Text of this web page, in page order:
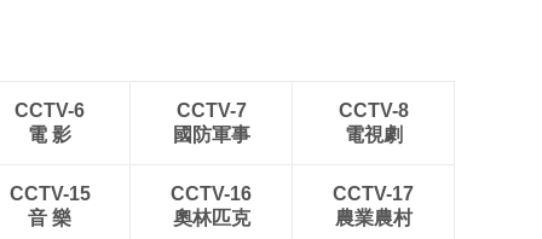
CCTV-6
電 影
CCTV-7
國防軍事
CCTV-8
電視劇
CCTV-15
音 樂
CCTV-16
奧林匹克
CCTV-17
農業農村